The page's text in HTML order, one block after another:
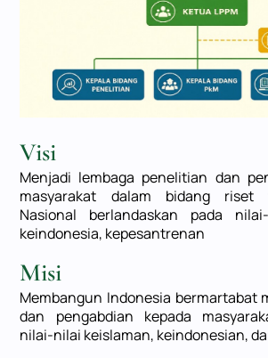
Visi
Menjadi lembaga penelitian dan
masyarakat dalam bidang riset
Nasional berlandaskan pada
keindonesia, kepesantrenan
Misi
Membangun Indonesia bermartabat
dan pengabdian kepada
nilai-nilai keislaman, keindonesian,